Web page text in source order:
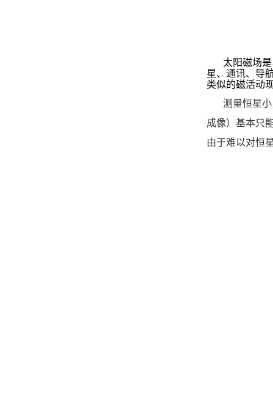
太阳磁场
星、通讯、导
类似的磁活动
测量恒星
成像）基本只
由于难以对恒